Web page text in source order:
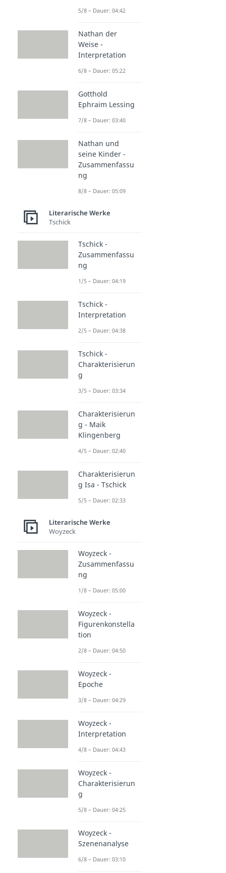
5/8 – Dauer: 04:42
Nathan der
Weise -
Interpretation
6/8 – Dauer: 05:22
Gotthold
Ephraim Lessing
7/8 – Dauer: 03:40
Nathan und
seine Kinder -
Zusammenfassu
ng
8/8 – Dauer: 05:09
Literarische Werke
Tschick
Tschick -
Zusammenfassu
ng
1/5 – Dauer: 04:19
Tschick -
Interpretation
2/5 – Dauer: 04:38
Tschick -
Charakterisierun
g
3/5 – Dauer: 03:34
Charakterisierun
g - Maik
Klingenberg
4/5 – Dauer: 02:40
Charakterisierun
g Isa - Tschick
5/5 – Dauer: 02:33
Literarische Werke
Woyzeck
Woyzeck -
Zusammenfassu
ng
1/8 – Dauer: 05:00
Woyzeck -
Figurenkonstella
tion
2/8 – Dauer: 04:50
Woyzeck -
Epoche
3/8 – Dauer: 04:29
Woyzeck -
Interpretation
4/8 – Dauer: 04:43
Woyzeck -
Charakterisierun
g
5/8 – Dauer: 04:25
Woyzeck -
Szenenanalyse
6/8 – Dauer: 03:10